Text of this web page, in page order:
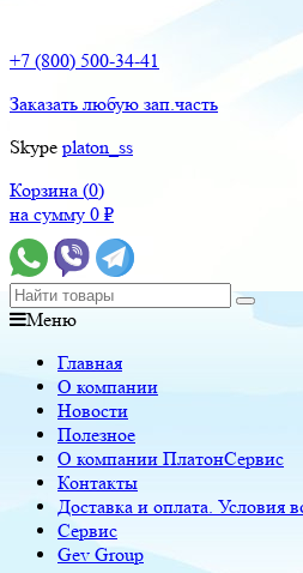
+7 (800) 500-34-41
Заказать любую зап.часть
Skype platon_ss
Корзина (0)
на сумму 0 ₽
Меню
Главная
О компании
Новости
Полезное
О компании ПлатонСервис
Контакты
Доставка и оплата. Условия
Сервис
Gev Group